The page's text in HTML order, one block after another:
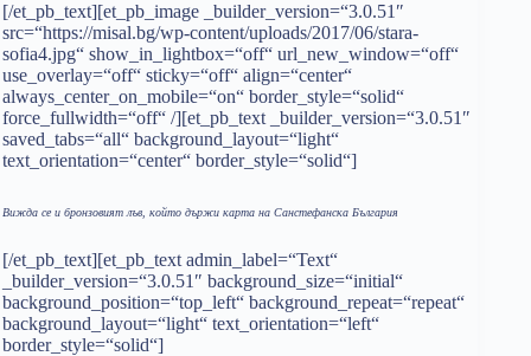
[/et_pb_text][et_pb_image _builder_version=“3.0.51″
src=“https://misal.bg/wp-content/uploads/2017/06/stara-
sofia4.jpg“ show_in_lightbox=“off“ url_new_window=“off“
use_overlay=“off“ sticky=“off“ align=“center“
always_center_on_mobile=“on“ border_style=“solid“
force_fullwidth=“off“ /][et_pb_text _builder_version=“3.0.51″
saved_tabs=“all“ background_layout=“light“
text_orientation=“center“ border_style=“solid“]
Вижда се и бронзовият лъв, който държи карта на Санстефанска България
[/et_pb_text][et_pb_text admin_label=“Text“
_builder_version=“3.0.51″ background_size=“initial“
background_position=“top_left“ background_repeat=“repeat“
background_layout=“light“ text_orientation=“left“
border_style=“solid“]